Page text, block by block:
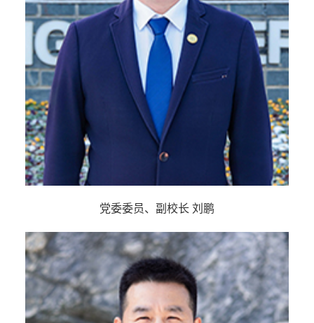
党委委员、副校长 刘鹏